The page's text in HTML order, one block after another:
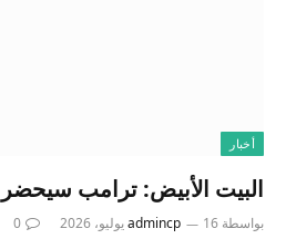
أخبار
البيت الأبيض: ترامب سيحضر
بواسطة admincp 16 يوليو، 2026 0